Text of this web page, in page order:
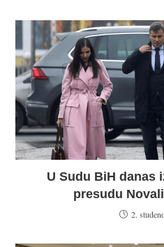
U Sudu BiH danas
presudu
2.